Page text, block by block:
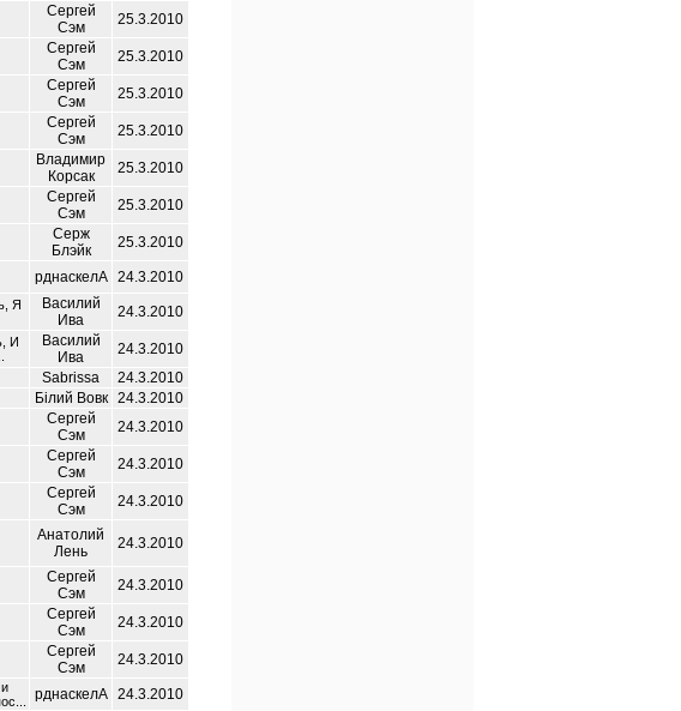
Сергей
Сэм
25.3.2010
Сергей
Сэм
25.3.2010
Сергей
Сэм
25.3.2010
Сергей
Сэм
25.3.2010
Владимир
Корсак
25.3.2010
Сергей
Сэм
25.3.2010
Серж
Блэйк
25.3.2010
рднаскелА 24.3.2010
Я
Василий
Ива
24.3.2010
И
Василий
Ива
24.3.2010
Sabrissa 24.3.2010
Білий Вовк 24.3.2010
Сергей
Сэм
24.3.2010
Сергей
Сэм
24.3.2010
Сергей
Сэм
24.3.2010
Анатолий
Лень
24.3.2010
Сергей
Сэм
24.3.2010
Сергей
Сэм
24.3.2010
Сергей
Сэм
24.3.2010
рднаскелА 24.3.2010